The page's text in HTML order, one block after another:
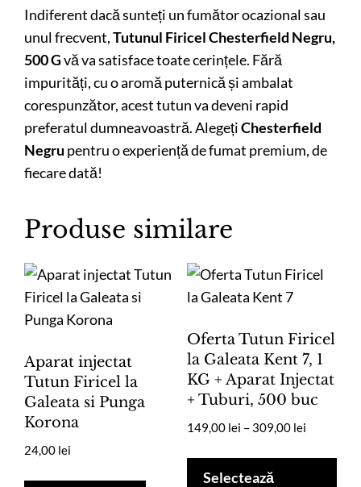
Indiferent dacă sunteți un fumător ocazional sau
unul frecvent,Tutunul Firicel Chesterfield Negru,
500 Gvă va satisface toate cerințele. Fără
impurități, cu o aromă puternică și ambalat
corespunzător, acest tutun va deveni rapid
preferatul dumneavoastră. AlegețiChesterfield
Negru pentru o experiență de fumat premium, de
fiecare dată!
Produse similare
Aparat injectat
Tutun Firicel la
Galeata si Punga
Korona
24,00 lei
Oferta Tutun Firicel
la Galeata Kent 7, 1
KG + Aparat Injectat
+ Tuburi, 500 buc
149,00 lei – 309,00 leiInterval
Selectează